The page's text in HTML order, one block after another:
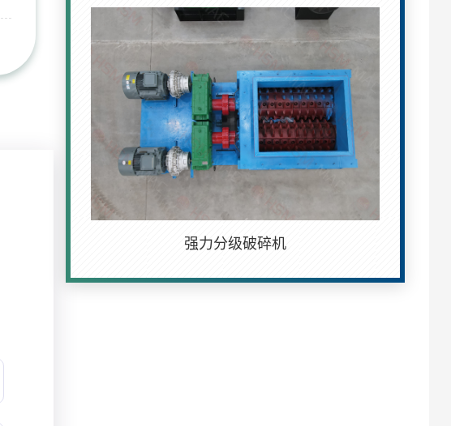
强力分级破碎机